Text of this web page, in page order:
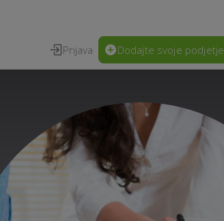
Prijava Dodajte svoje podjetje